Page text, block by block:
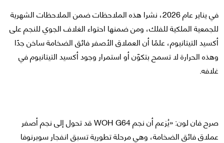
في يناير عام 2026، نشرا هذه الملاحظات ضمن الملاحظات الشهرية
للجمعية الملكية للفلك، ومن ضمنها احتواء الغلاف الجوي للنجم على
أكسيد التيتانيوم، علمًا أن العملاق الأصفر فائق الضخامة ساخن جدًا
وهذه الحرارة لا تسمح بتكوّن أو استمرار وجود أكسيد التيتانيوم في
غلافه.
صرح فان لون: «يُزعم أن نجم WOH G64 قد تحول إلى نجم أصفر
عملاق فائق الضخامة، وهي مرحلة تطورية تسبق انفجار سوبرنوفا